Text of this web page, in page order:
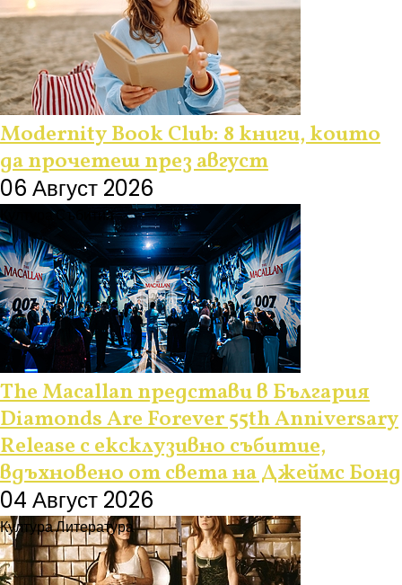
Modernity Book Club: 8 книги, които
да прочетеш през август
06 Август 2026
Култура Събития
The Macallan представи в България
Diamonds Are Forever 55th Anniversary
Release с ексклузивно събитие,
вдъхновено от света на Джеймс Бонд
04 Август 2026
КултураЛитература